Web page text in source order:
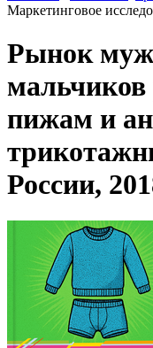
Маркетинговое
Рынок
мальчиков
пижам и
России,